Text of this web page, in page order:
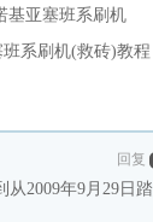
基亚塞班系刷机
班系刷机(救砖)教程
回复
2009年9月29日